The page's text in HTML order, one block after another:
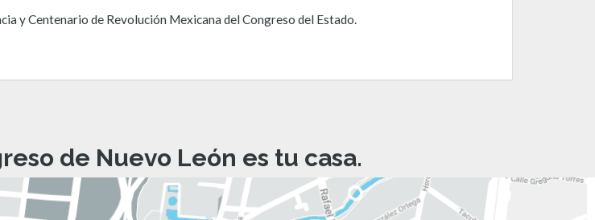
y Centenario de Revolución Mexicana del Congreso del Estado.
de Nuevo León es tu casa.